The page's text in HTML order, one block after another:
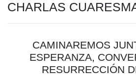
CHARLAS
CAMINAREMOS
ESPERANZA,
RESURRECCIÓN